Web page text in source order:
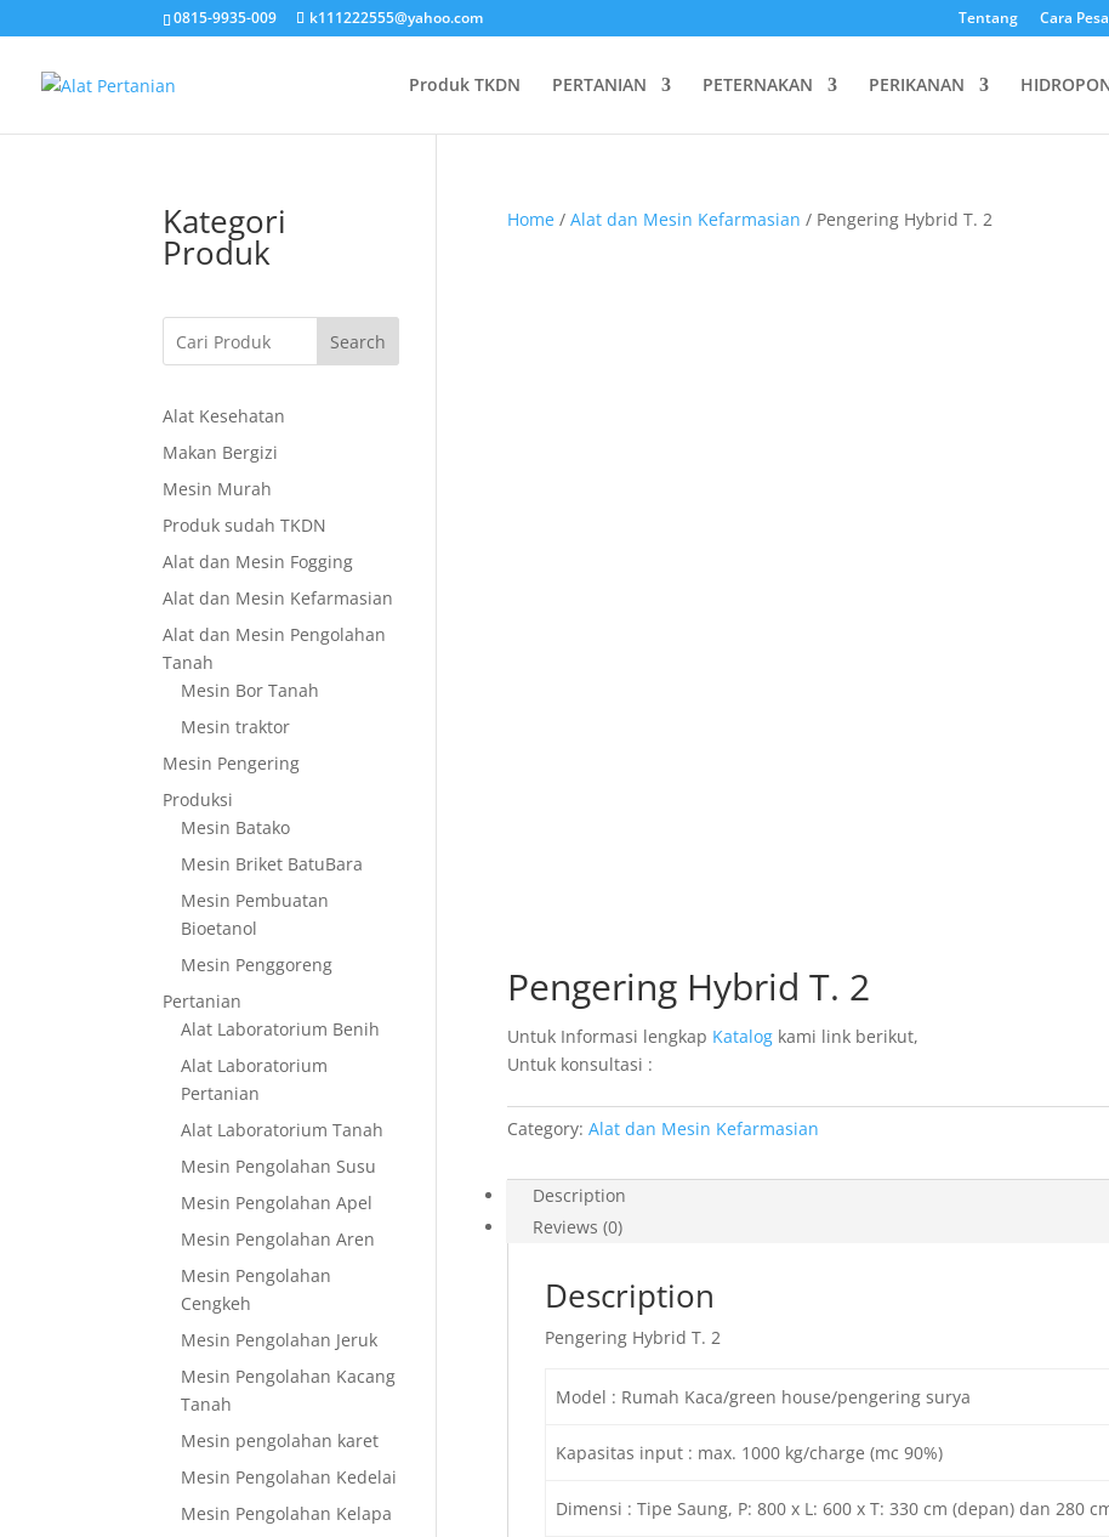
0815-9935-009 k111222555@yahoo.com Tentang Cara
Produk TKDN PERTANIAN PETERNAKAN PERIKANAN
Home/ Alat dan Mesin Kefarmasian / Pengering Hybrid T. 2
Pengering Hybrid T. 2
Untuk Informasi lengkap Katalogkami link berikut,
Untuk konsultasi :
Category: Alat dan Mesin Kefarmasian
Description
Reviews (0)
Description
Pengering Hybrid T. 2
Model : Rumah Kaca/green house/pengering surya
Kapasitas input : max. 1000 kg/charge (mc 90%)
Dimensi : Tipe Saung, P: 800 x L: 600 x T: 330 cm (depan) dan 280
Kategori
Produk
Search
Alat Kesehatan
Makan Bergizi
Mesin Murah
Produk sudah TKDN
Alat dan Mesin Fogging
Alat dan Mesin Kefarmasian
Alat dan Mesin Pengolahan
Tanah
Mesin Bor Tanah
Mesin traktor
Mesin Pengering
Produksi
Mesin Batako
Mesin Briket BatuBara
Mesin Pembuatan
Bioetanol
Mesin Penggoreng
Pertanian
Alat Laboratorium Benih
Alat Laboratorium
Pertanian
Alat Laboratorium Tanah
Mesin Pengolahan Susu
Mesin Pengolahan Apel
Mesin Pengolahan Aren
Mesin Pengolahan
Cengkeh
Mesin Pengolahan Jeruk
Mesin Pengolahan Kacang
Tanah
Mesin pengolahan karet
Mesin Pengolahan Kedelai
Mesin Pengolahan Kelapa